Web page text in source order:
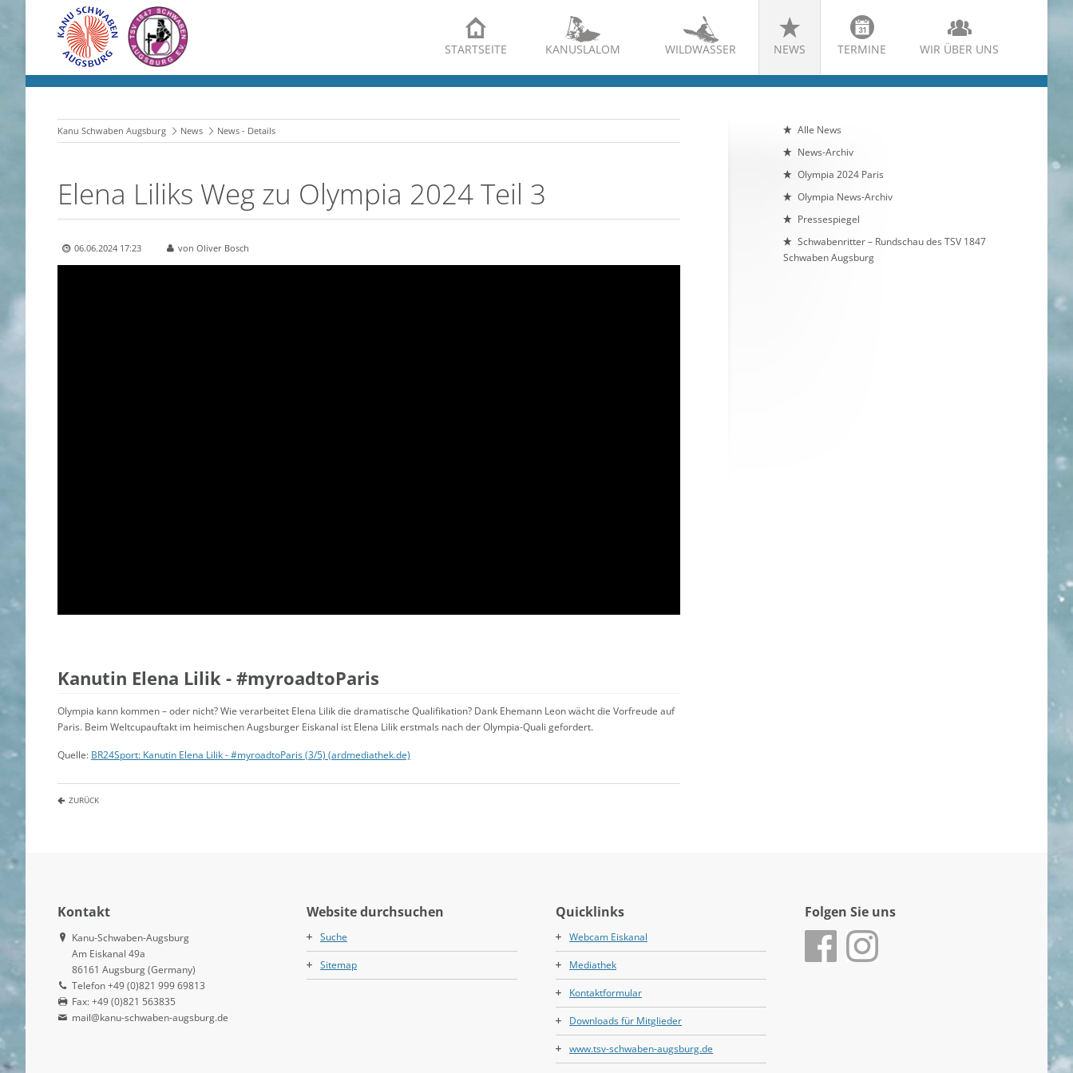
STARTSEITE KANUSLALOM WILDWASSER NEWS TERMINE WIR ÜBER UNS
Kanu Schwaben Augsburg News News - Details
Elena Liliks Weg zu Olympia 2024 Teil 3
06.06.2024 17:23 von Oliver Bosch
Kanutin Elena Lilik - #myroadtoParis
Olympia kann kommen – oder nicht? Wie verarbeitet Elena Lilik die dramatische Qualifikation? Dank Ehemann Leon wächt die Vorfreude auf
Paris. Beim Weltcupauftakt im heimischen Augsburger Eiskanal ist Elena Lilik erstmals nach der Olympia-Quali gefordert.
Quelle: BR24Sport: Kanutin Elena Lilik - #myroadtoParis (3/5) (ardmediathek.de)
ZURÜCK
Alle News
News-Archiv
Olympia 2024 Paris
Olympia News-Archiv
Pressespiegel
Schwabenritter – Rundschau des TSV 1847
Schwaben Augsburg
Kontakt
Kanu-Schwaben-Augsburg
Am Eiskanal 49a
86161 Augsburg (Germany)
Telefon +49 (0)821 999 69813
Fax: +49 (0)821 563835
mail@kanu-schwaben-augsburg.de
Website durchsuchen
Suche
Sitemap
Quicklinks
Webcam Eiskanal
Mediathek
Kontaktformular
Downloads für Mitglieder
www.tsv-schwaben-augsburg.de
Folgen Sie uns